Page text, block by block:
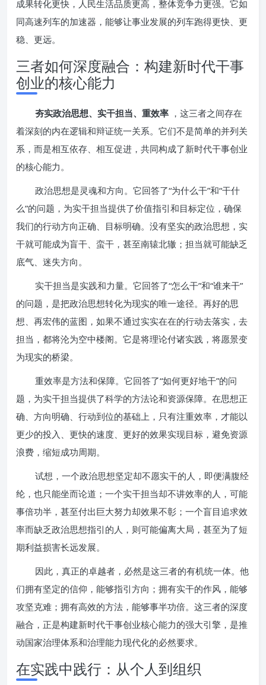
成果转化更快，人民生活品质更高，整体竞争力更强。它如
同高速列车的加速器，能够让事业发展的列车跑得更快、更
稳、更远。
三者如何深度融合：构建新时代干事
创业的核心能力
夯实政治思想、实干担当、重效率 ，这三者之间存在
着深刻的内在逻辑和辩证统一关系。它们不是简单的并列关
系，而是相互依存、相互促进，共同构成了新时代干事创业
的核心能力。
政治思想是灵魂和方向。它回答了“为什么干”和“干什
么”的问题，为实干担当提供了价值指引和目标定位，确保
我们的行动方向正确、目标明确。没有坚实的政治思想，实
干就可能成为盲干、蛮干，甚至南辕北辙；担当就可能缺乏
底气、迷失方向。
实干担当是实践和力量。它回答了“怎么干”和“谁来干”
的问题，是把政治思想转化为现实的唯一途径。再好的思
想、再宏伟的蓝图，如果不通过实实在在的行动去落实，去
担当，都将沦为空中楼阁。它是将理论付诸实践，将愿景变
为现实的桥梁。
重效率是方法和保障。它回答了“如何更好地干”的问
题，为实干担当提供了科学的方法论和资源保障。在思想正
确、方向明确、行动到位的基础上，只有注重效率，才能以
更少的投入、更快的速度、更好的效果实现目标，避免资源
浪费，缩短成功周期。
试想，一个政治思想坚定却不愿实干的人，即便满腹经
纶，也只能坐而论道；一个实干担当却不讲效率的人，可能
事倍功半，甚至付出巨大努力却效果不彰；一个盲目追求效
率而缺乏政治思想指引的人，则可能偏离大局，甚至为了短
期利益损害长远发展。
因此，真正的卓越者，必然是这三者的有机统一体。他
们拥有坚定的信仰，能够指引方向；拥有实干的作风，能够
攻坚克难；拥有高效的方法，能够事半功倍。这三者的深度
融合，正是构建新时代干事创业核心能力的强大引擎，是推
动国家治理体系和治理能力现代化的必然要求。
在实践中践行：从个人到组织